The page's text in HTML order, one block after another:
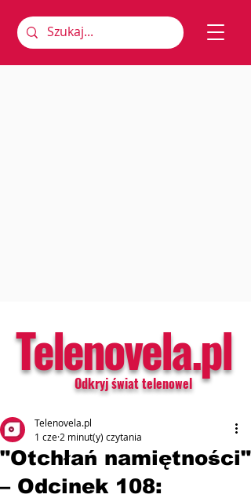
Telenovela.pl
Odkryj świat telenowel
"Otchłań namiętności"
– Odcinek 108:
Telenovela.pl
1 cze 2 minut(y) czytania